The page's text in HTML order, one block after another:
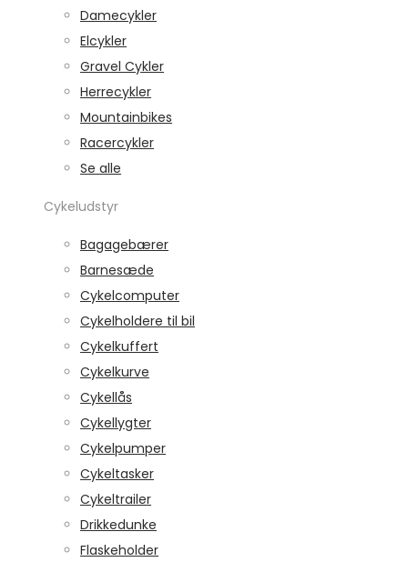
Damecykler
Elcykler
Gravel Cykler
Herrecykler
Mountainbikes
Racercykler
Se alle
Cykeludstyr
Bagagebærer
Barnesæde
Cykelcomputer
Cykelholdere til bil
Cykelkuffert
Cykelkurve
Cykellås
Cykellygter
Cykelpumper
Cykeltasker
Cykeltrailer
Drikkedunke
Flaskeholder